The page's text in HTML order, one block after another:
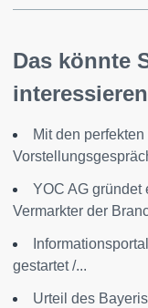
Das könnte
interessieren
Mit den
YOC AG gründet
Vermarkter der
gestartet /...
Urteil des